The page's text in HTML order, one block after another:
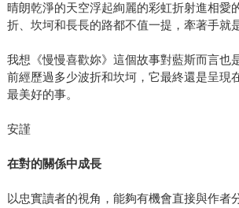
晴朗乾淨的天空浮起絢麗的彩虹折射進相愛
折、坎坷和長長的路都不值一提，牽著手就
我想《慢慢喜歡妳》這個故事對藍斯而言也
前經歷過多少波折和坎坷，它最終還是呈現
最美好的事。
安謹
在對的關係中成長
以忠實讀者的視角，能夠有機會直接與作者